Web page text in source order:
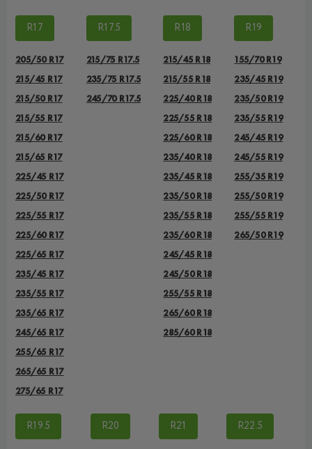
R17
205/50 R17
215/45 R17
215/50 R17
215/55 R17
215/60 R17
215/65 R17
225/45 R17
225/50 R17
225/55 R17
225/60 R17
225/65 R17
235/45 R17
235/55 R17
235/65 R17
245/65 R17
255/65 R17
265/65 R17
275/65 R17
R17.5
215/75 R17.5
235/75 R17.5
245/70 R17.5
R18
215/45 R18
215/55 R18
225/40 R18
225/55 R18
225/60 R18
235/40 R18
235/45 R18
235/50 R18
235/55 R18
235/60 R18
245/45 R18
245/50 R18
255/55 R18
265/60 R18
285/60 R18
R19
155/70 R19
235/45 R19
235/50 R19
235/55 R19
245/45 R19
245/55 R19
255/35 R19
255/50 R19
255/55 R19
265/50 R19
R19.5 R20 R21 R22.5